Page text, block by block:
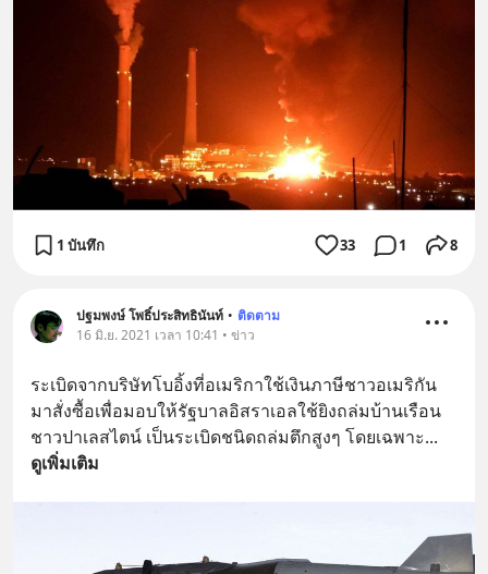
1 บันทึก 33 1 8
ปฐมพงษ์ โพธิ์ประสิทธินันท์ • ติดตาม
16 มิ.ย. 2021 เวลา 10:41 • ข่าว
ระเบิดจากบริษัทโบอิ้งที่อเมริกาใช้เงินภาษีชาวอเมริกัน
มาสั่งซื้อเพื่อมอบให้รัฐบาลอิสราเอลใช้ยิงถล่มบ้านเรือน
ชาวปาเลสไตน์ เป็นระเบิดชนิดถล่มตึกสูงๆ โดยเฉพาะ...
ดูเพิ่มเติม